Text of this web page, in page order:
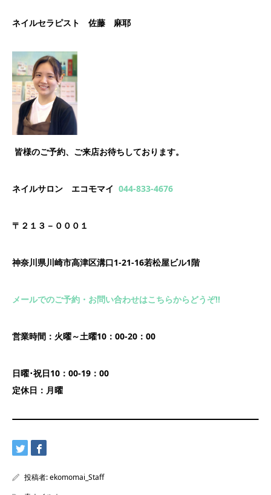
ネイルセラピスト 佐藤 麻耶
皆様のご予約、ご来店お待ちしております。
ネイルサロン エコモマイ 044-833-4676
〒２１３－０００１
神奈川県川崎市高津区溝口1-21-16若松屋ビル1階
メールでのご予約・お問い合わせはこちらからどうぞ!!
営業時間：火曜～土曜10：00-20：00
日曜･祝日10：00-19：00
定休日：月曜
投稿者:ekomomai_Staff